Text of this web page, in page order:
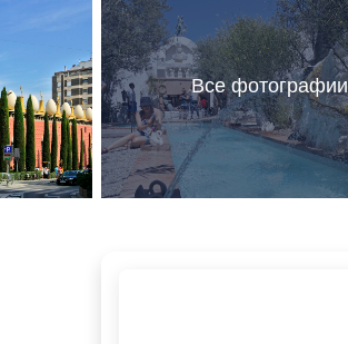
Все фотографии